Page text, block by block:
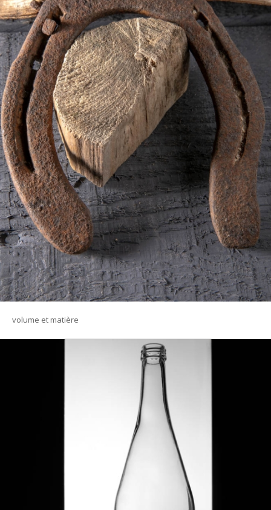
volume et matière